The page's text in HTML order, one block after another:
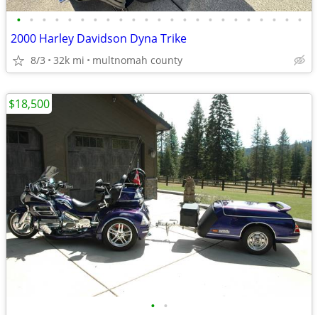
• • • • • • • • • • • • • • • • • • • • • • •
2000 Harley Davidson Dyna Trike
8/3 32k mi multnomah county
• •
$18,500